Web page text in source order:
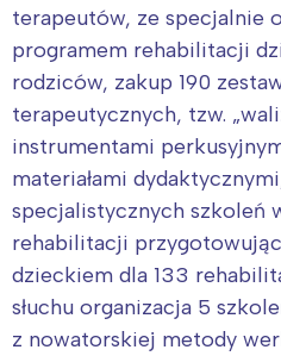
terapeutów, ze specjalnie
programem rehabilitacji
rodziców, zakup 190
terapeutycznych, tzw.
instrumentami
materiałami
specjalistycznych szkoleń
rehabilitacji
dzieckiem dla 133
słuchu organizacja 5
z nowatorskiej metody